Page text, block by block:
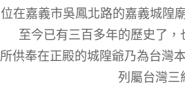
位在嘉義市吳鳳北路的嘉義城隍
至今已有三百多年的歷史了，
所供奉在正殿的城隍爺乃為台灣
列屬台灣三